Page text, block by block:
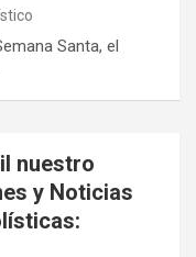
Santa, el
nuestro
y Noticias